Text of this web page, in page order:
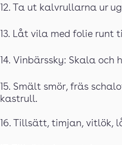
12. Ta ut kalvrullarna ur
13. Låt vila med folie
14. Vinbärssky: Skala
15. Smält smör, fräs
kastrull.
16. Tillsätt, timjan, vitlök,